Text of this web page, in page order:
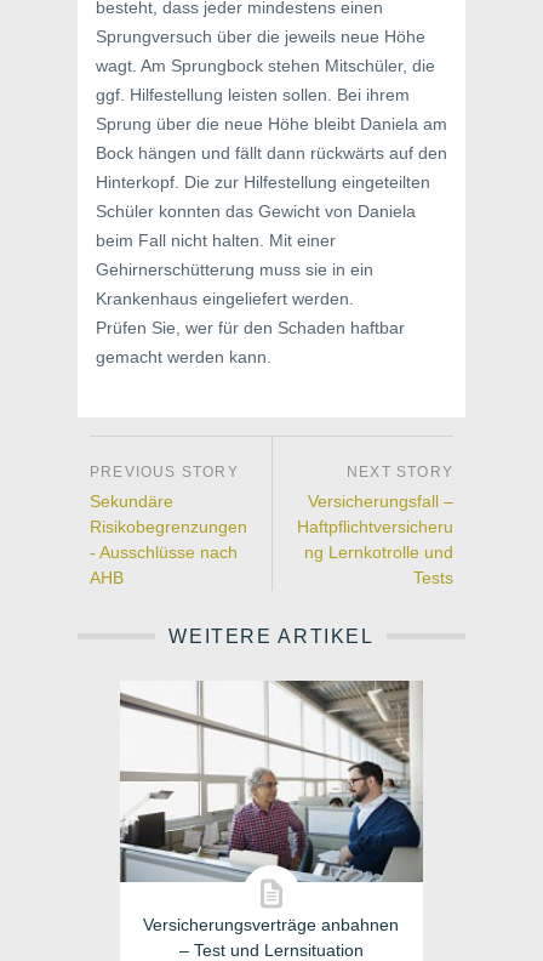
besteht, dass jeder mindestens einen
Sprungversuch über die jeweils neue Höhe
wagt. Am Sprungbock stehen Mitschüler, die
ggf. Hilfestellung leisten sollen. Bei ihrem
Sprung über die neue Höhe bleibt Daniela am
Bock hängen und fällt dann rückwärts auf den
Hinterkopf. Die zur Hilfestellung eingeteilten
Schüler konnten das Gewicht von Daniela
beim Fall nicht halten. Mit einer
Gehirnerschütterung muss sie in ein
Krankenhaus eingeliefert werden.
Prüfen Sie, wer für den Schaden haftbar
gemacht werden kann.
Sekundäre
Risikobegrenzungen
- Ausschlüsse nach
AHB
Versicherungsfall –
Haftpflichtversicheru
ng Lernkotrolle und
Tests
WEITERE ARTIKEL
Versicherungsverträge anbahnen
– Test und Lernsituation